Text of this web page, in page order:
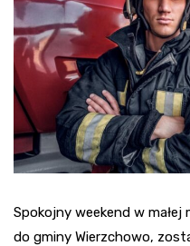
Spokojny weekend w
do gminy Wierzchowo,